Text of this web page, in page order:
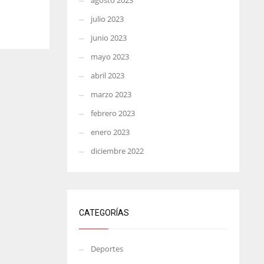
julio 2023
junio 2023
mayo 2023
abril 2023
marzo 2023
febrero 2023
enero 2023
diciembre 2022
CATEGORÍAS
Deportes